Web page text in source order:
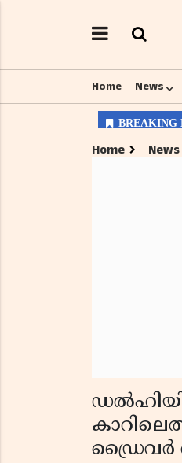
Home News
Home News
ഡ്രൈവർ